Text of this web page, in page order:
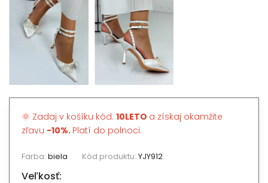
🌞 Zadaj v košíku kód: 10LETO a získaj okamžite
zľavu -10%. Platí do polnoci.
Farba: biela Kód produktu: YJY912
Veľkosť: